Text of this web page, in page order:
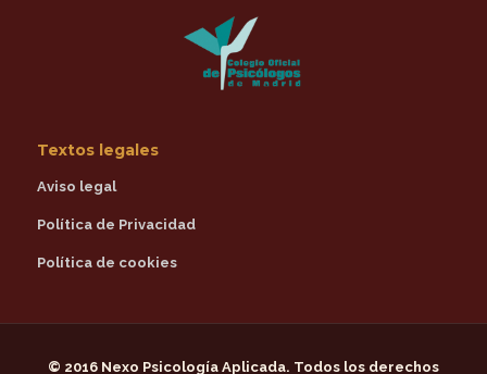
Textos legales
Aviso legal
Política de Privacidad
Política de cookies
© 2016 Nexo Psicología Aplicada. Todos los derechos